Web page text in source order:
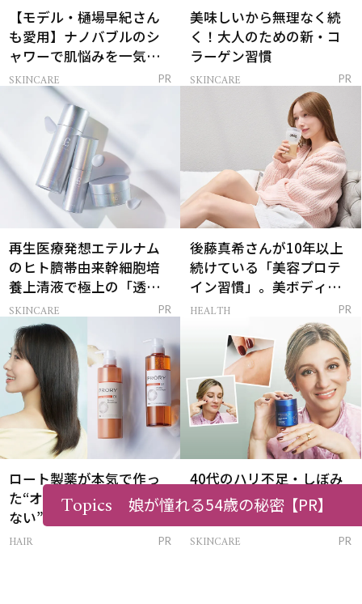
【モデル・樋場早紀さん
も愛用】ナノバブルのシ
ャワーで肌悩みを一気に
解決
SKINCARE PR
美味しいから無理なく続
く！大人のための新・コ
ラーゲン習慣
SKINCARE PR
再生医療発想エテルナム
のヒト臍帯由来幹細胞培
養上清液で極上の「透明
感ハリ肌」へ
SKINCARE PR
後藤真希さんが10年以上
続けている「美容プロテ
イン習慣」。美ボディを
支える朝ルーティンと
HEALTH PR
ロート製薬が本気で作っ
た“オンラインでしか買え
ない”大人のシャンプー＆
トリートメントって？
HAIR PR
40代のハリ不足・しぼみ
感に！科学の力で肌力を
底上げする「肌密度セラ
ム」
SKINCARE PR
Topics 娘が憧れる54歳の秘密【PR】